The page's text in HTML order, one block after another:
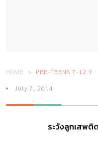
HOME PRE-TEENS 7-12 Y
July 7, 2014
ระวังลูกเสพติ